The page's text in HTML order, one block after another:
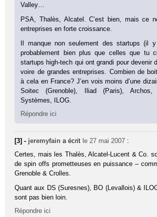
Valley…
PSA, Thalès, Alcatel. C’est bien, mais ce
entreprises en forte croissance.
Il manque non seulement des startups (il
probablement bien plus que celles que tu
startups high-tech qui ont grandi pour devenir
voire de grandes entreprises. Combien de
à cela en France? J’en vois moins d’une
Soitec (Grenoble), Iliad (Paris),
Systèmes, ILOG.
Répondre ici
[3] - jeremyfain a écrit le 27 mai 2007 :
Certes, mais les Thalès, Alcatel-Lucent & Co.
de spin offs prometteuses en puissance –
Grenoble & Crolles.
Quant aux DS (Suresnes), BO (Levallois) &
sont pas bien loin.
Répondre ici